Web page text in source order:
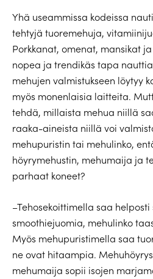
Yhä useammissa kodeissa
tehtyjä tuoremehuja,
Porkkanat, omenat, mansikat
nopea ja trendikäs tapa
mehujen valmistukseen löytyy
myös monenlaisia laitteita.
tehdä, millaista mehua niillä
raaka-aineista niillä voi
mehupuristin tai mehulinko,
höyrymehustin, mehumaija ja
parhaat koneet?
–Tehosekoittimella saa
smoothiejuomia, mehulinko
Myös mehupuristimella saa
ne ovat hitaampia.
mehumaija sopii isojen